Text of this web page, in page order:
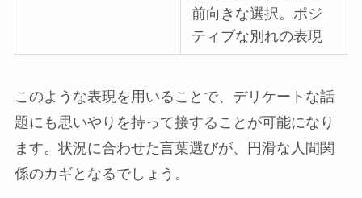
前向きな選択。ポジ
ティブな別れの表現
このような表現を用いることで、デリケートな話
題にも思いやりを持って接することが可能になり
ます。状況に合わせた言葉選びが、円滑な人間関
係のカギとなるでしょう。